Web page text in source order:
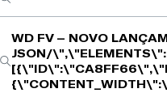
WD FV – NOVO
JSON/\",\"ELEMENTS\":